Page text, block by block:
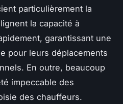
particulièrement la
la capacité à
garantissant une
pour leurs déplacements
En outre, beaucoup
impeccable des
des chauffeurs.